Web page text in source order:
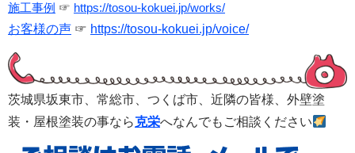
施工事例 ☞ https://tosou-kokuei.jp/works/
お客様の声 ☞ https://tosou-kokuei.jp/voice/
茨城県坂東市、常総市、つくば市、 近隣の皆様、外壁塗
装・屋根塗装の事なら克栄へなんでもご相談ください